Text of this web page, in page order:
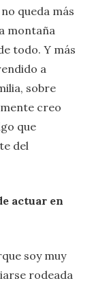
queda más
montaña
todo. Y más
a
sobre
creo
que
del
actuar en
soy muy
rodeada